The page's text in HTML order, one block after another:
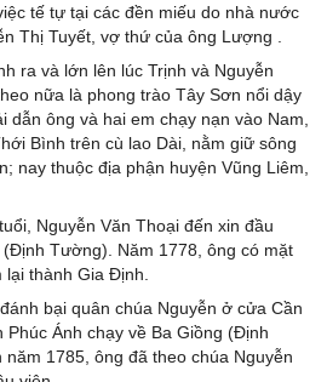
tế tự tại các đền miếu do nhà nước
Thị Tuyết, vợ thứ của ông Lượng .
ra và lớn lên lúc Trịnh và Nguyễn
nữa là phong trào Tây Sơn nổi dậy
dẫn ông và hai em chạy nạn vào Nam,
Bình trên cù lao Dài, nằm giữ sông
nay thuộc địa phận huyện Vũng Liêm,
Nguyễn Văn Thoại đến xin đầu
Tường). Năm 1778, ông có mặt
thành Gia Định.
bại quân chúa Nguyễn ở cửa Cần
Ánh chạy về Ba Giồng (Định
1785, ông đã theo chúa Nguyễn